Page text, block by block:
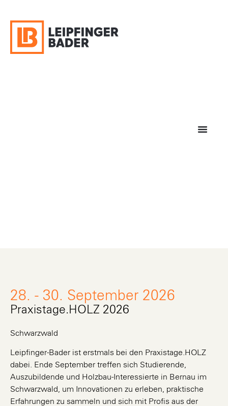
28. - 30. September 2026
Praxistage.HOLZ 2026
Schwarzwald
Leipfinger-Bader ist erstmals bei den Praxistage.HOLZ
dabei. Ende September treffen sich Studierende,
Auszubildende und Holzbau-Interessierte in Bernau im
Schwarzwald, um Innovationen zu erleben, praktische
Erfahrungen zu sammeln und sich mit Profis aus der